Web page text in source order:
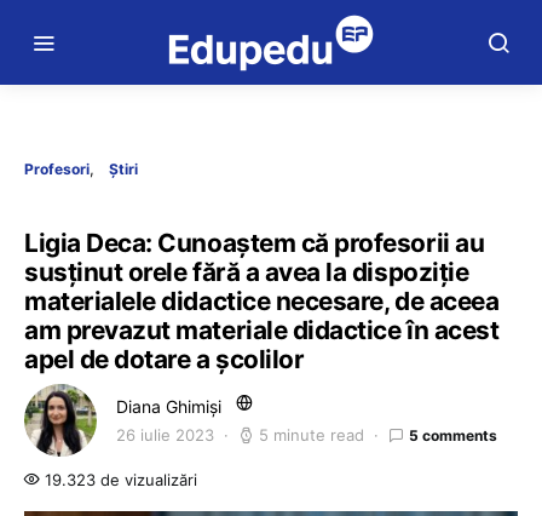
Profesori Știri
Ligia Deca: Cunoaștem că profesorii au
susținut orele fără a avea la dispoziție
materialele didactice necesare, de aceea
am prevazut materiale didactice în acest
apel de dotare a școlilor
Diana Ghimiși
26 iulie 2023 5 minute read 5 comments
19.323 de vizualizări